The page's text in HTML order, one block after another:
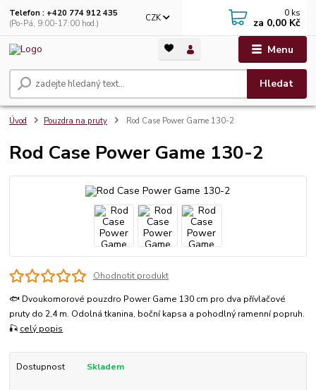
Menu
CZK
Hledat
Telefon : +420 774 912 435
(Po-Pá, 9:00-17:00 hod.)
0 ks
za 0,00 Kč
Úvod Pouzdra na pruty Rod Case Power Game 130-2
Rod Case Power Game 130-2
Ohodnotit produkt
🐟 Dvoukomorové pouzdro Power Game 130 cm pro dva přívlačové
pruty do 2,4 m. Odolná tkanina, boční kapsa a pohodlný ramenní popruh.
🎣 celý popis
Dostupnost Skladem